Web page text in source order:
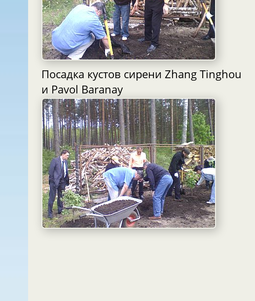
Посадка кустов сирени Zhang Tinghou
и Pavol Baranay